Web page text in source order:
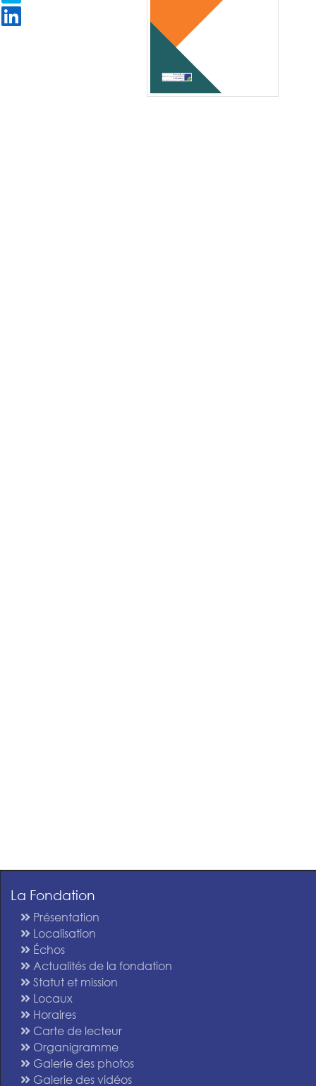
La Fondation
Présentation
Localisation
Échos
Actualités de la fondation
Statut et mission
Locaux
Horaires
Carte de lecteur
Organigramme
Galerie des photos
Galerie des vidéos